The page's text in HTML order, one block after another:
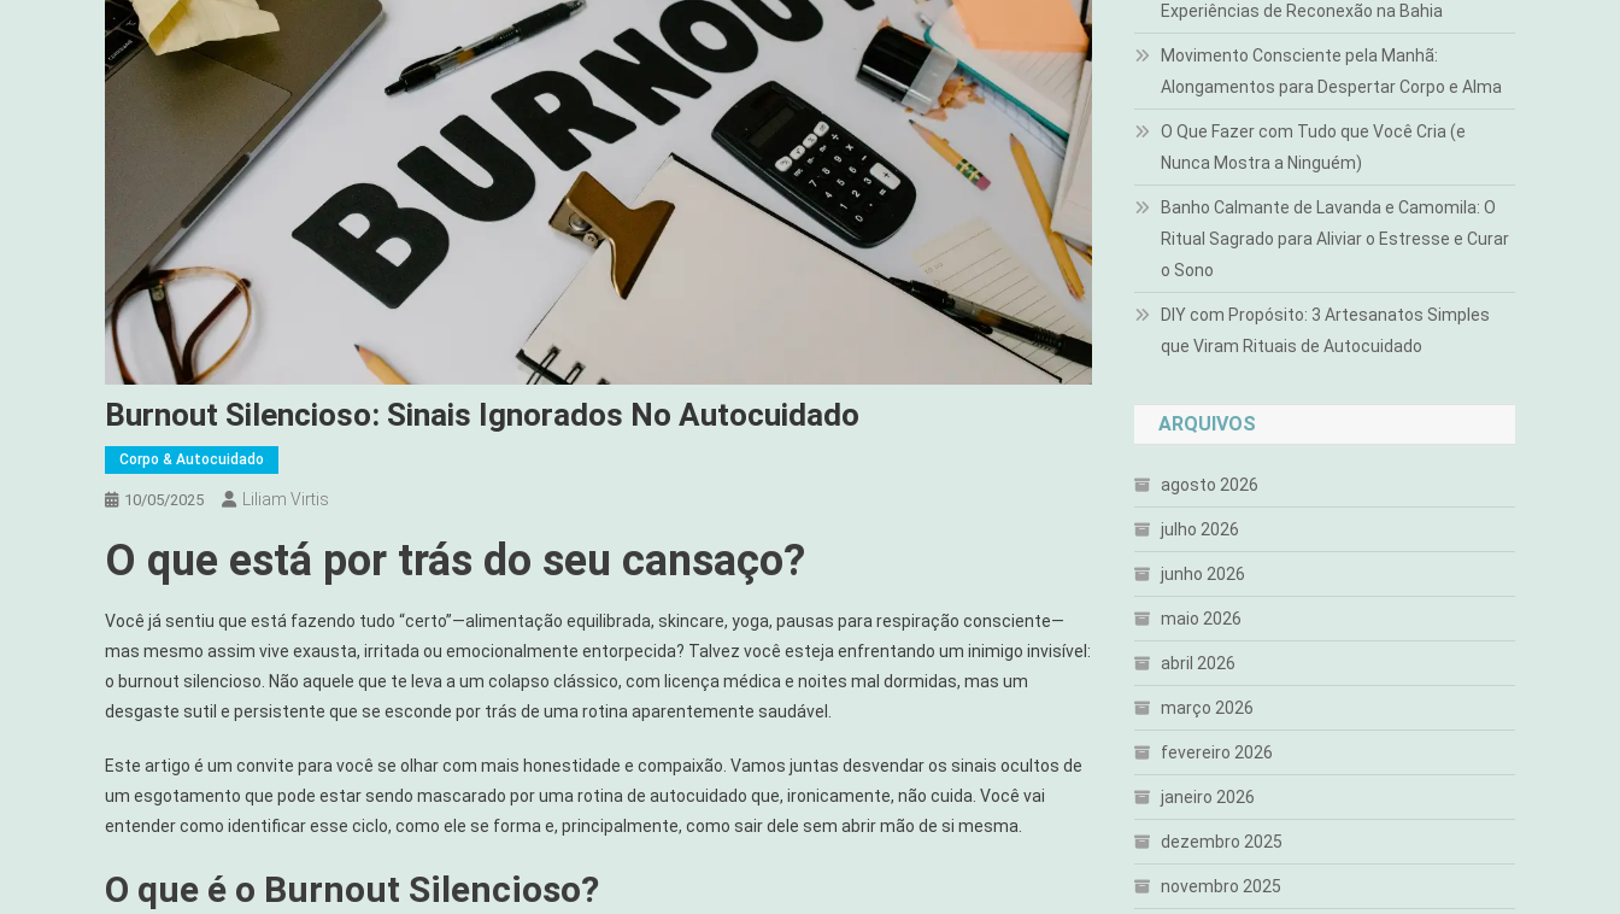
Burnout Silencioso: Sinais Ignorados No Autocuidado
Corpo & Autocuidado
10/05/2025 Liliam Virtis
O que está por trás do seu cansaço?
Você já sentiu que está fazendo tudo “certo”—alimentação equilibrada, skincare, yoga, pausas para respiração consciente—
mas mesmo assim vive exausta, irritada ou emocionalmente entorpecida? Talvez você esteja enfrentando um inimigo invisível:
o burnout silencioso. Não aquele que te leva a um colapso clássico, com licença médica e noites mal dormidas, mas um
desgaste sutil e persistente que se esconde por trás de uma rotina aparentemente saudável.
Este artigo é um convite para você se olhar com mais honestidade e compaixão. Vamos juntas desvendar os sinais ocultos de
um esgotamento que pode estar sendo mascarado por uma rotina de autocuidado que, ironicamente, não cuida. Você vai
entender como identificar esse ciclo, como ele se forma e, principalmente, como sair dele sem abrir mão de si mesma.
O que é o Burnout Silencioso?
Experiências de Reconexão na Bahia
Movimento Consciente pela Manhã:
Alongamentos para Despertar Corpo e Alma
O Que Fazer com Tudo que Você Cria (e
Nunca Mostra a Ninguém)
Banho Calmante de Lavanda e Camomila: O
Ritual Sagrado para Aliviar o Estresse e Curar
o Sono
DIY com Propósito: 3 Artesanatos Simples
que Viram Rituais de Autocuidado
ARQUIVOS
agosto 2026
julho 2026
junho 2026
maio 2026
abril 2026
março 2026
fevereiro 2026
janeiro 2026
dezembro 2025
novembro 2025